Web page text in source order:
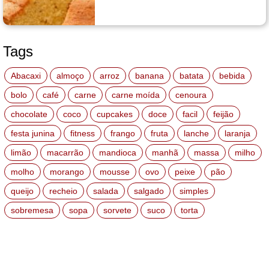
Tags
Abacaxi almoço arroz banana batata
bebida
bolo
café carne carne moída
cenoura
chocolate
coco cupcakes doce facil
feijão
festa junina
fitness frango fruta lanche
laranja
limão
macarrão mandioca manhã massa
milho
molho
morango mousse ovo peixe
pão
queijo
recheio salada salgado
simples
sobremesa
sopa sorvete suco torta